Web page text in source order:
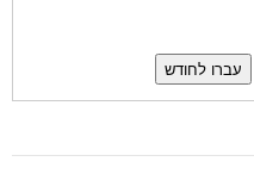
עברו לחודש